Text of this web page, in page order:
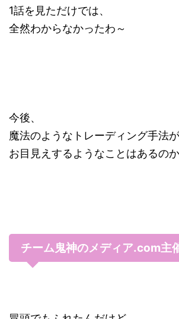
1話を見ただけでは、
全然わからなかったわ～
今後、
魔法のようなトレーディング手法が
お目見えするようなことはあるの
チーム鬼神のメディア.com主